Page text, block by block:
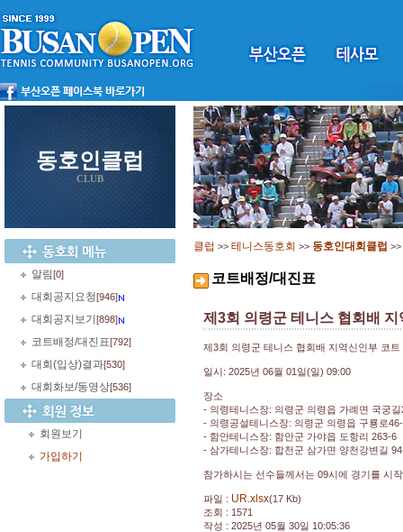
동호인클럽
CLUB
알림[0]
대회공지요청[946]
대회공지보기 [898]
코트배정/대진표[792]
대회(입상)결과[530]
대회화보/동영상[536]
회원보기
가입하기
클럽 >> 테니스동호회 >> 동호인대회클럽 >>
코트배정/대진표
제3회 의령군 테니스 협회배
제3회 의령군 테니스 협회배 지역신인부 코트
일시: 2025년 06월 01일(일) 09:00
장소
- 의령테니스장: 의령군 의령읍 가례면 국궁길
- 의령공설테니스장: 의령군 의령읍 구룡로
- 함안테니스장: 함안군 가야읍 도항리 263-6
- 삼가테니스장: 합천군 삼가면 양천강변길
참가하시는 선수들께서는 09시에 경기를 시
파일 : UR.xlsx(17 Kb)
조회 : 1571
작성 : 2025년 05월 30일 10:05:36